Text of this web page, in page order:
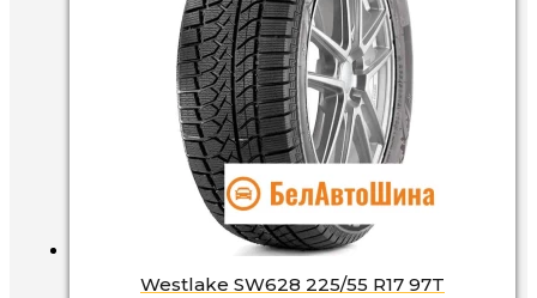
Westlake SW628 225/55 R17 97T